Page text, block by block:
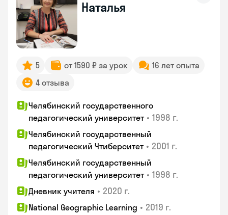
Наталья
5 от 1590 ₽ за урок
16 лет опыта
4 отзыва
Челябинский государственного
педагогический университет • 1998 г.
Челябинский государственный
педагогический Чтиберситет • 2001 г.
Челябинский государственный
педагогический университет • 1998 г.
Дневник учителя • 2020 г.
National Geographic Learning • 2019 г.